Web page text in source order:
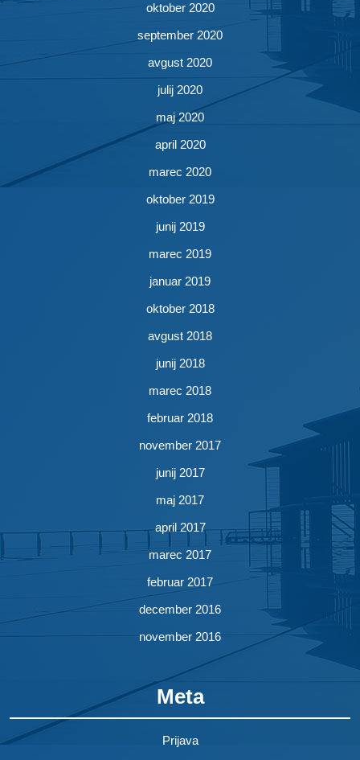
oktober 2020
september 2020
avgust 2020
julij 2020
maj 2020
april 2020
marec 2020
oktober 2019
junij 2019
marec 2019
januar 2019
oktober 2018
avgust 2018
junij 2018
marec 2018
februar 2018
november 2017
junij 2017
maj 2017
april 2017
marec 2017
februar 2017
december 2016
november 2016
Meta
Prijava